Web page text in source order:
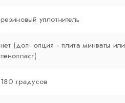
резиновый уплотнитель
нет (доп. опция - плита минваты или
пенопласт)
180 градусов